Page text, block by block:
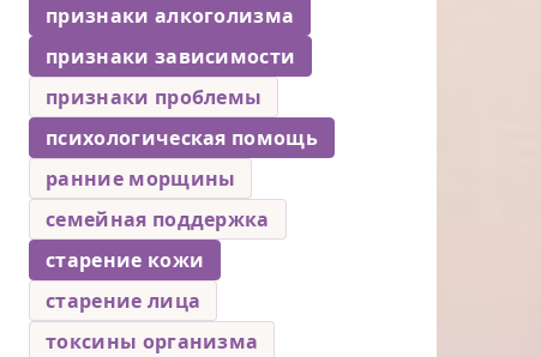
признаки алкоголизма
признаки зависимости
признаки проблемы
психологическая помощь
ранние морщины
семейная поддержка
старение кожи
старение лица
токсины организма